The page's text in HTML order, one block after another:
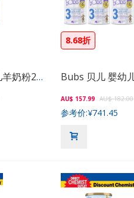
Bubs 贝儿 婴幼儿羊奶粉2段800g
8.68折
AU$ 157.99 AU$ 182.00
参考价:¥741.45